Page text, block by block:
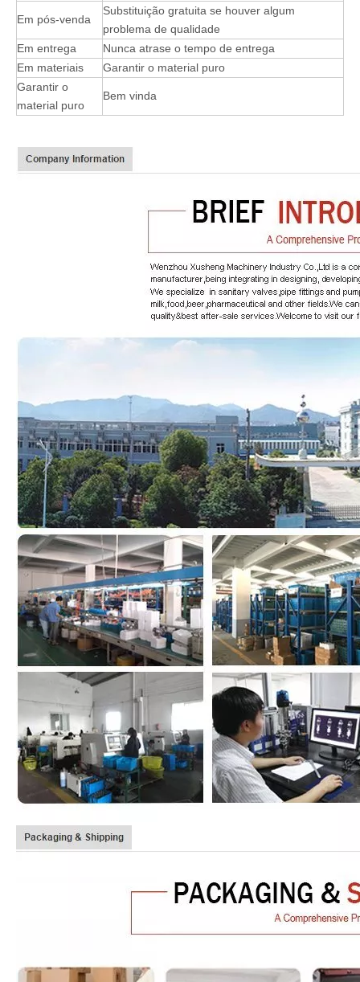
Em pós-venda
Substituição gratuita se houver algum
problema de qualidade
Em entrega
Nunca atrase o tempo de entrega
Em materiais
Garantir o material puro
Garantir o
material puro
Bem vinda